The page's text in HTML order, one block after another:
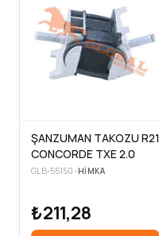
ŞANZUMAN TAKOZU R21
CONCORDE TXE 2.0
GLB-55150 •HIMKA
₺211,28